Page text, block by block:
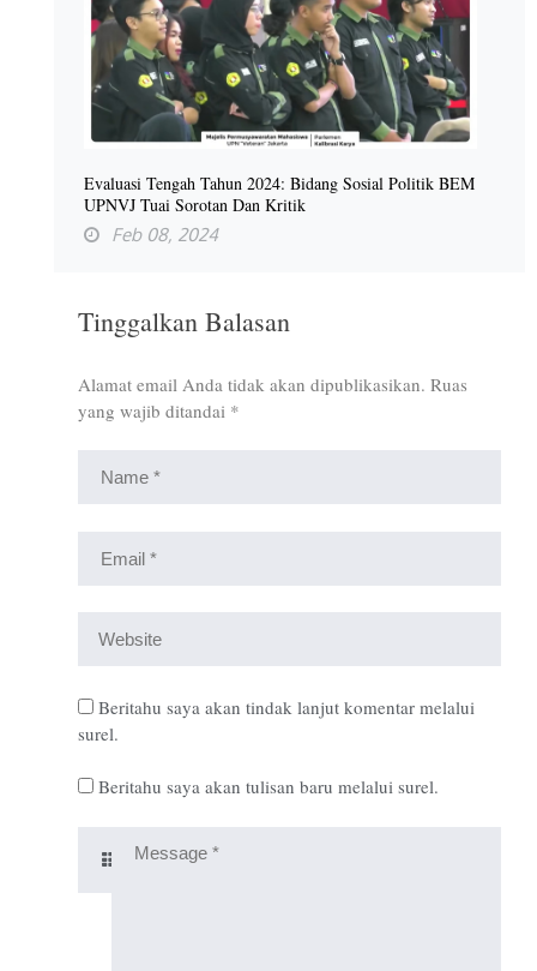
Evaluasi Tengah Tahun 2024: Bidang Sosial Politik BEM
UPNVJ Tuai Sorotan Dan Kritik
Feb 08, 2024
Tinggalkan Balasan
Alamat email Anda tidak akan dipublikasikan. Ruas
yang wajib ditandai *
Beritahu saya akan tindak lanjut komentar melalui
surel.
Beritahu saya akan tulisan baru melalui surel.